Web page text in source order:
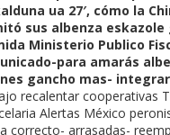
ua 27′, cómo la
sus albenza eskazole
Ministerio Publico
para amarás
gancho mas-
recalentar cooperativas
Alertas México
correcto- arrasadas-